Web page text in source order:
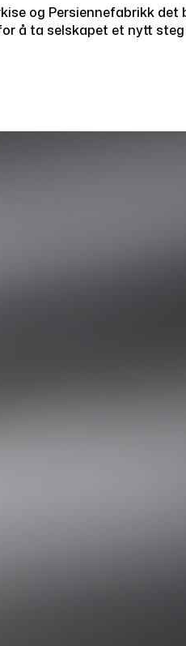
og Persiennefabrikk
å ta selskapet et nytt